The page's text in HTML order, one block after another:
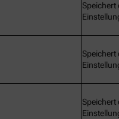
Speichert
Speichert
Speichert